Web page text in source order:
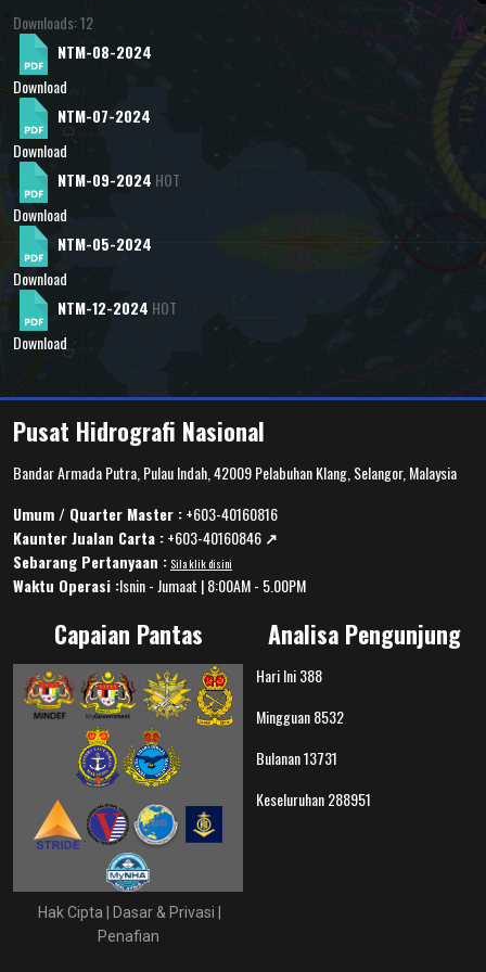
Downloads: 12
NTM-08-2024
Download
NTM-07-2024
Download
NTM-09-2024 HOT
Download
NTM-05-2024
Download
NTM-12-2024 HOT
Download
Pusat Hidrografi Nasional
Bandar Armada Putra, Pulau Indah, 42009 Pelabuhan Klang, Selangor, Malaysia
Umum / Quarter Master :+603-40160816
Kaunter Jualan Carta :+603-40160846 ↗️
Sebarang Pertanyaan : Sila klik disini
Waktu Operasi :Isnin - Jumaat | 8:00AM - 5.00PM
Capaian Pantas
Hak Cipta | Dasar & Privasi |
Penafian
Analisa Pengunjung
Hari Ini388
Mingguan8532
Bulanan13731
Keseluruhan288951